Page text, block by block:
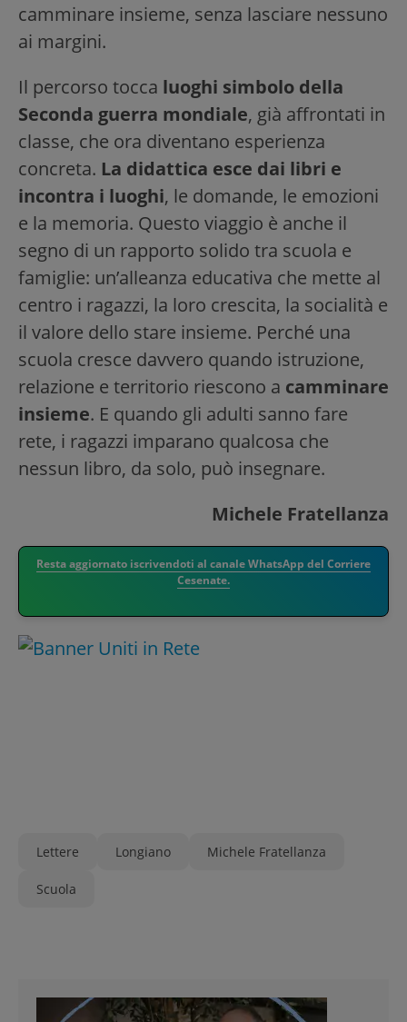
camminare insieme, senza lasciare nessuno
ai margini.
Il percorso tocca luoghi simbolo della
Seconda guerra mondiale, già affrontati in
classe, che ora diventano esperienza
concreta. La didattica esce dai libri e
incontra i luoghi, le domande, le emozioni
e la memoria. Questo viaggio è anche il
segno di un rapporto solido tra scuola e
famiglie: un’alleanza educativa che mette al
centro i ragazzi, la loro crescita, la socialità e
il valore dello stare insieme. Perché una
scuola cresce davvero quando istruzione,
relazione e territorio riescono a camminare
insieme. E quando gli adulti sanno fare
rete, i ragazzi imparano qualcosa che
nessun libro, da solo, può insegnare.
Michele Fratellanza
Resta aggiornato iscrivendoti al canale WhatsApp del Corriere
Cesenate.
Lettere Longiano Michele Fratellanza
Scuola